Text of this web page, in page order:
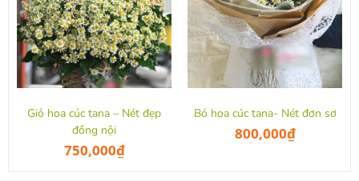
Giỏ hoa cúc tana – Nét đẹp
đồng nội
750,000₫
Bó hoa cúc tana- Nét đơn sơ
800,000₫